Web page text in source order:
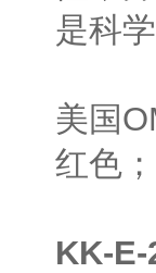
是科
美国
红色
KK-E-